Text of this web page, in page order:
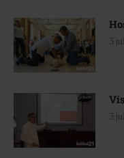
3
3